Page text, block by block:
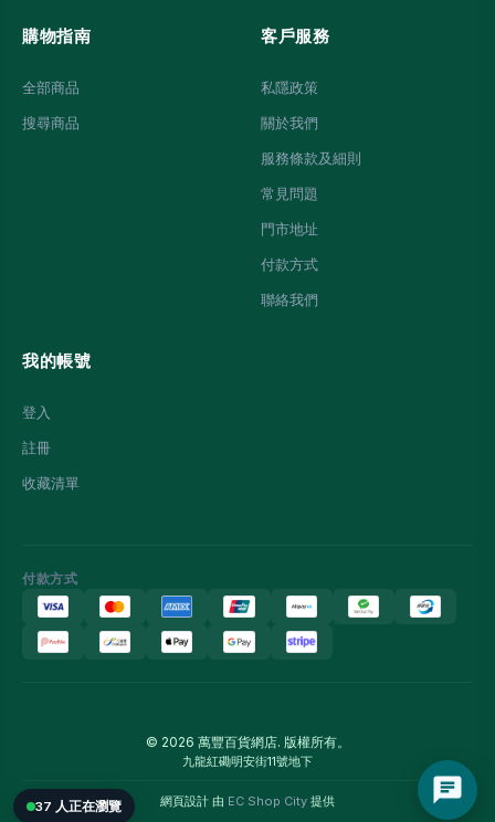
購物指南
全部商品
搜尋商品
客戶服務
私隱政策
關於我們
服務條款及細則
常見問題
門市地址
付款方式
聯絡我們
我的帳號
登入
註冊
收藏清單
付款方式
© 2026 萬豐百貨網店. 版權所有。
九龍紅磡明安街11號地下
網頁設計 由 EC Shop City 提供
37 人正在瀏覽